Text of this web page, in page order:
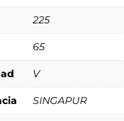
225
65
V
SINGAPUR